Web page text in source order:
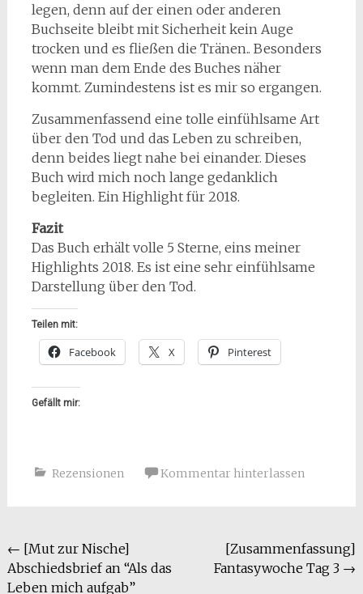
legen, denn auf der einen oder anderen
Buchseite bleibt mit Sicherheit kein Auge
trocken und es fließen die Tränen.. Besonders
wenn man dem Ende des Buches näher
kommt. Zumindestens ist es mir so ergangen.
Zusammenfassend eine tolle einfühlsame Art
über den Tod und das Leben zu schreiben,
denn beides liegt nahe bei einander. Dieses
Buch wird mich noch lange gedanklich
begleiten. Ein Highlight für 2018.
Fazit
Das Buch erhält volle 5 Sterne, eins meiner
Highlights 2018. Es ist eine sehr einfühlsame
Darstellung über den Tod.
Teilen mit:
Facebook X Pinterest
Gefällt mir:
Rezensionen Kommentar hinterlassen
Beitragsnavigation
← [Mut zur Nische]
Abschiedsbrief an “Als das
Leben mich aufgab”
[Zusammenfassung]
Fantasywoche Tag 3 →